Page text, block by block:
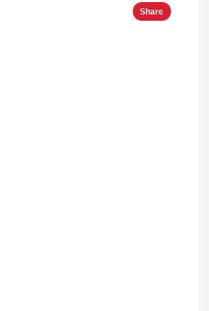
Share